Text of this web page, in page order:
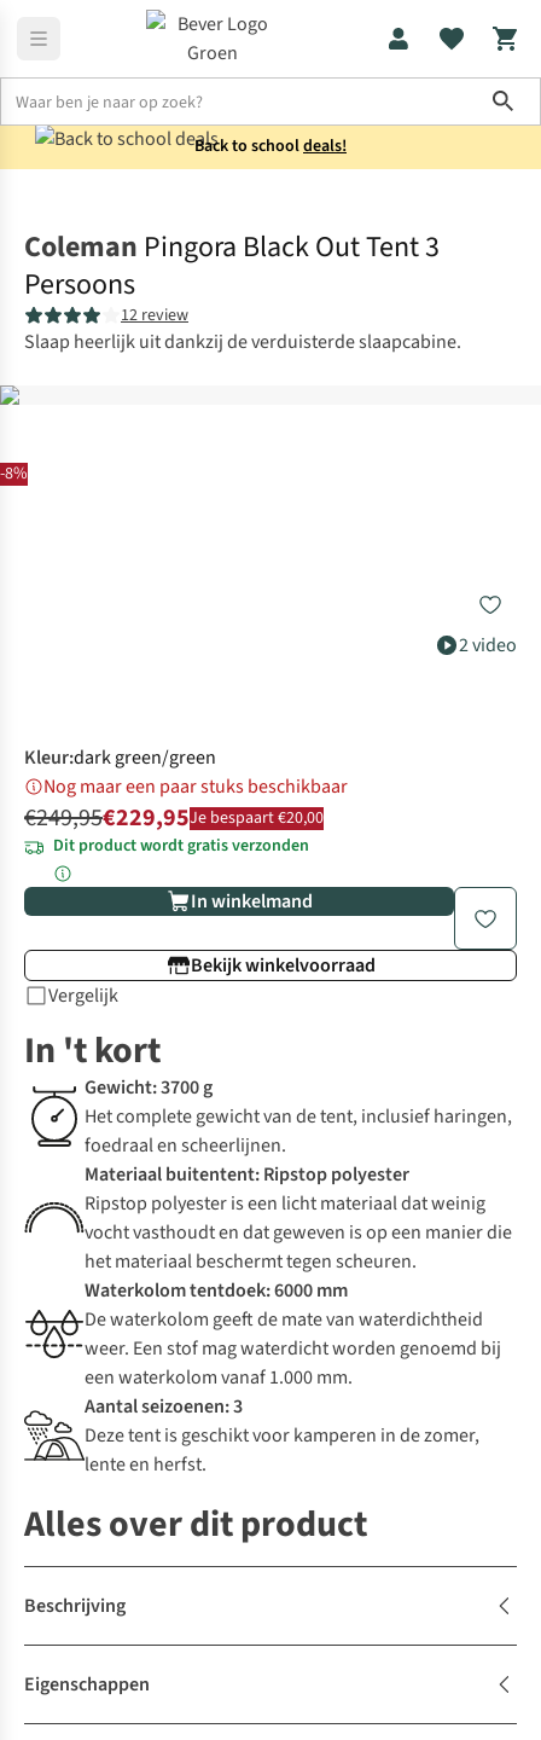
Back to schooldeals!
-8%
2 video
Coleman Pingora Black Out Tent 3
Persoons
12 review
Slaap heerlijk uit dankzij de verduisterde slaapcabine.
Kleur:dark green/green
Nog maar een paar stuks beschikbaar
€249,95€229,95Je bespaart €20,00
Dit product wordt gratis verzonden
In winkelmand
Bekijk winkelvoorraad
Vergelijk
In 't kort
Gewicht: 3700 g
Het complete gewicht van de tent, inclusief haringen,
foedraal en scheerlijnen.
Materiaal buitentent: Ripstop polyester
Ripstop polyester is een licht materiaal dat weinig
vocht vasthoudt en dat geweven is op een manier die
het materiaal beschermt tegen scheuren.
Waterkolom tentdoek: 6000 mm
De waterkolom geeft de mate van waterdichtheid
weer. Een stof mag waterdicht worden genoemd bij
een waterkolom vanaf 1.000 mm.
Aantal seizoenen: 3
Deze tent is geschikt voor kamperen in de zomer,
lente en herfst.
Alles over dit product
Beschrijving
Eigenschappen